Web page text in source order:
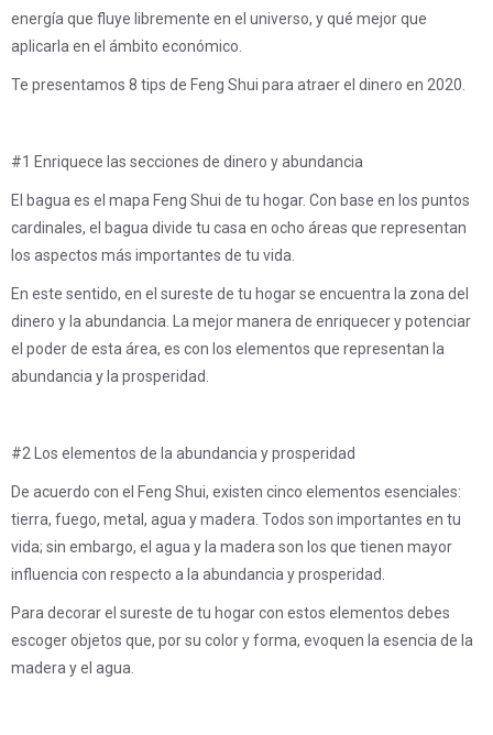
energía que fluye libremente en el universo, y qué mejor que
aplicarla en el ámbito económico.
Te presentamos 8 tips de Feng Shui para atraer el dinero en 2020.
#1 Enriquece las secciones de dinero y abundancia
El bagua es el mapa Feng Shui de tu hogar. Con base en los puntos
cardinales, el bagua divide tu casa en ocho áreas que representan
los aspectos más importantes de tu vida.
En este sentido, en el sureste de tu hogar se encuentra la zona del
dinero y la abundancia. La mejor manera de enriquecer y potenciar
el poder de esta área, es con los elementos que representan la
abundancia y la prosperidad.
#2 Los elementos de la abundancia y prosperidad
De acuerdo con el Feng Shui, existen cinco elementos esenciales:
tierra, fuego, metal, agua y madera. Todos son importantes en tu
vida; sin embargo, el agua y la madera son los que tienen mayor
influencia con respecto a la abundancia y prosperidad.
Para decorar el sureste de tu hogar con estos elementos debes
escoger objetos que, por su color y forma, evoquen la esencia de la
madera y el agua.